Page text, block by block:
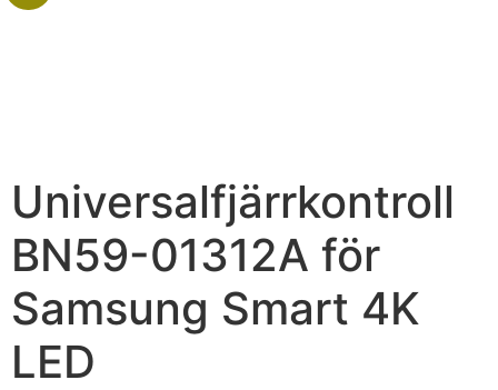
Universalfjärrkontroll
BN59-01312A för
Samsung Smart 4K
LED